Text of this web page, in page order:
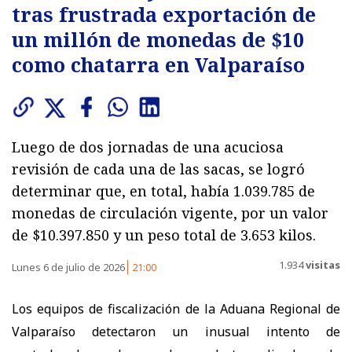
tras frustrada exportación de
un millón de monedas de $10
como chatarra en Valparaíso
Luego de dos jornadas de una acuciosa
revisión de cada una de las sacas, se logró
determinar que, en total, había 1.039.785 de
monedas de circulación vigente, por un valor
de $10.397.850 y un peso total de 3.653 kilos.
Lunes 6 de julio de 2026 21:00 1.934visitas
Los equipos de fiscalización de la Aduana Regional de
Valparaíso detectaron un inusual intento de